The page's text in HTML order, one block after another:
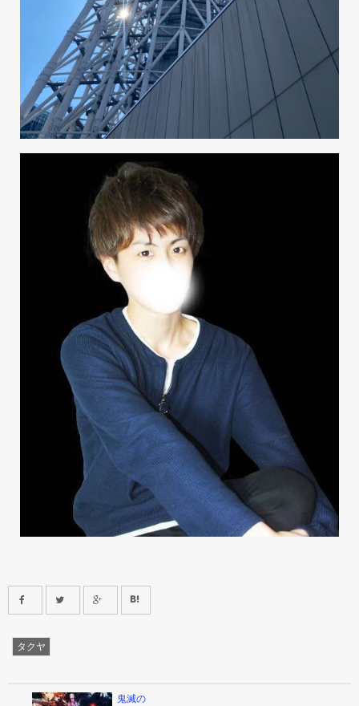
タクヤ
鬼滅の